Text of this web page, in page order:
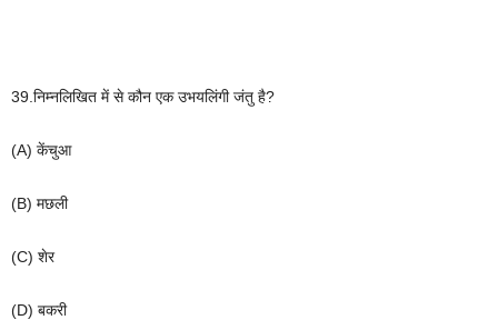
39. निम्नलिखित में से कौन एक उभयलिंगी जंतु है?
(A) केंचुआ
(B) मछली
(C) शेर
(D) बकरी